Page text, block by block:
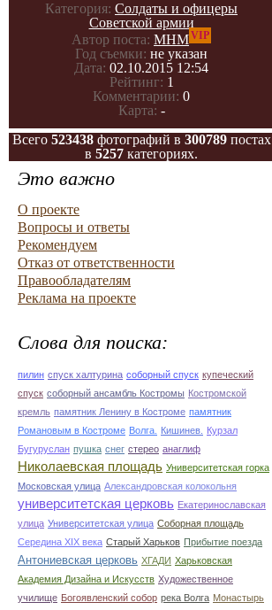
Категория: Солдаты и офицеры
Советской армии
Автор поста: МНМVIP
Год съемки: не указан
Дата: 02.10.2015 12:54
Рейтинг: 1
Комментарии: 0
Карта: -
Всего 523438фотографий в 300789постах
в 5257 категориях.
Это важно
О проекте
Вопросы и ответы
Рекомендуем
Отказ от ответственности
Правообладателям
Реклама на проекте
Слова для поиска:
пилин спуск халтурина соборный спуск купеческий
спуск соборный ансамбль Костромы Костромской
кремль памятник Ленину в Костроме памятник
Романовым в Костроме Волга. Кишинев.
Курзал
Бугуруслан пушка снег стерео анаглиф
Николаевская площадь Университетская горка
Московская улица Александровская колокольня
университетская церковь Екатеринославская
улица Университетская улица Соборная площадь
Середина XIX века Старый Харьков Прибытие поезда
Антониевская церковь ХГАДИ Харьковская
Академия Дизайна и Искусств Художественное
училище Богоявленский собор река Волга Монастырь